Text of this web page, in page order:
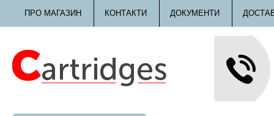
ПРО МАГАЗИН КОНТАКТИ ДОКУМЕНТИ